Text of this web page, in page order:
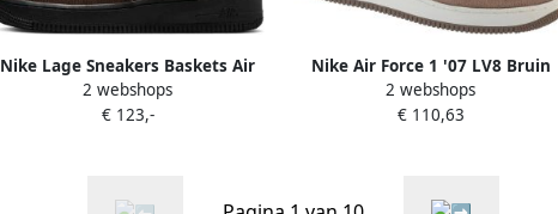
Nike Lage Sneakers Baskets Air
Force 1 '07 imprimé animal
2 webshops
€ 123,-
Nike Air Force 1 '07 LV8 Bruin
Suede Embroidered Swoosh Doos
Zonder Deksel
2 webshops
€ 110,63